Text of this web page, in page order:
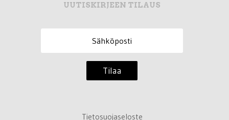
UUTISKIRJEEN TILAUS
Tilaa
Tietosuojaseloste